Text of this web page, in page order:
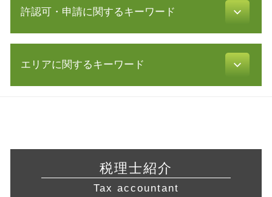
事業計画書 代行
合同会社 設立 流れ
合同会社 株式会社 違い
電子 定款 代行
株式会社 設立 必要書類
資本金 基準
脱税 とは
利益 種類
税務調査 反面調査
白色申告 経費 上限
経営革新等支援機関 申請
資本 提携
企業 合併
事業 譲渡
認定経営革新等支援 機関 一覧
株式 譲渡 契約書
企業 提携
許認可・申請に関するキーワード
許認可 取得
介護サービス事業
不動産業 免許
エリアに関するキーワード
会社設立 静岡県 税理士
税務相談 相模原市 相談
経営相談 相模原市 相談
税理士紹介
Tax accountant